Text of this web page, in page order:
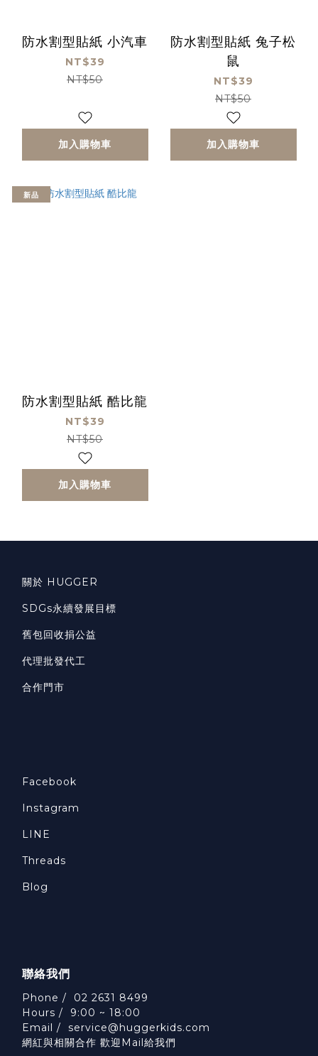
防水割型貼紙 小汽車
NT$39
NT$50
加入購物車
防水割型貼紙 兔子松
鼠
NT$39
NT$50
加入購物車
新品
防水割型貼紙 酷比龍
NT$39
NT$50
加入購物車
關於 HUGGER
SDGs永續發展目標
舊包回收捐公益
代理批發代工
合作門市
Facebook
Instagram
LINE
Threads
Blog
聯絡我們
Phone / 02 2631 8499
Hours / 9:00 ~ 18:00
Email / service@huggerkids.com
網紅與相關合作 歡迎Mail給我們